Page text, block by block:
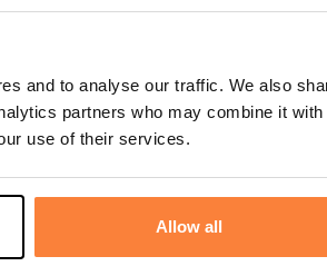
and to analyse our traffic. We also
partners who may combine it with
use of their services.
Allow all
Mixte